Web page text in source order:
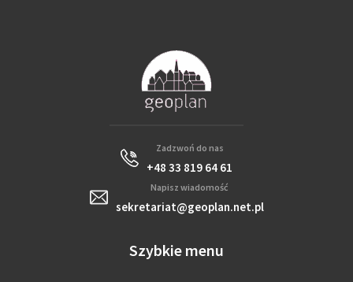
Zadzwoń do nas
+48 33 819 64 61
Napisz wiadomość
sekretariat@geoplan.net.pl
Szybkie menu